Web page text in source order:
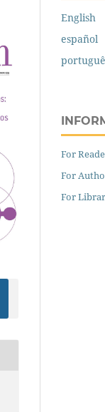
English
español
For
For
For